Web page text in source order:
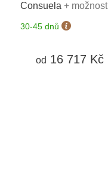
Consuela + možnost
výměny do 90 dní
30-45 dnů
od 16 717 Kč